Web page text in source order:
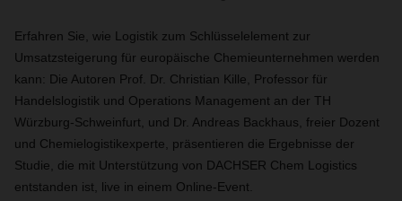
Erfahren Sie, wie Logistik zum Schlüsselelement zur
Umsatzsteigerung für europäische Chemieunternehmen werden
kann: Die Autoren Prof. Dr. Christian Kille, Professor für
Handelslogistik und Operations Management an der TH
Würzburg-Schweinfurt, und Dr. Andreas Backhaus, freier Dozent
und Chemielogistikexperte, präsentieren die Ergebnisse der
Studie, die mit Unterstützung von DACHSER Chem Logistics
entstanden ist, live in einem Online-Event.